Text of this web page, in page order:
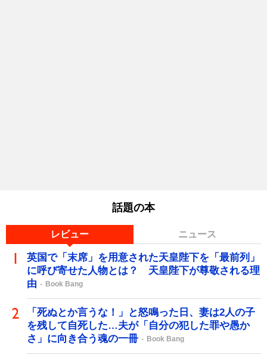
話題の本
レビュー ニュース
英国で「末席」を用意された天皇陛下を「最前列」
に呼び寄せた人物とは？ 天皇陛下が尊敬される理
由
Book Bang
「死ぬとか言うな！」と怒鳴った日、妻は2人の子
を残して自死した…夫が「自分の犯した罪や愚か
さ」に向き合う魂の一冊
Book Bang